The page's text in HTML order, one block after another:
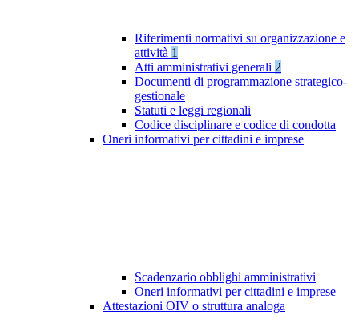
Riferimenti normativi su organizzazione e
attività 1
Atti amministrativi generali 2
Documenti di programmazione strategico-
gestionale
Statuti e leggi regionali
Codice disciplinare e codice di condotta
Oneri informativi per cittadini e imprese
Scadenzario obblighi amministrativi
Oneri informativi per cittadini e imprese
Attestazioni OIV o struttura analoga